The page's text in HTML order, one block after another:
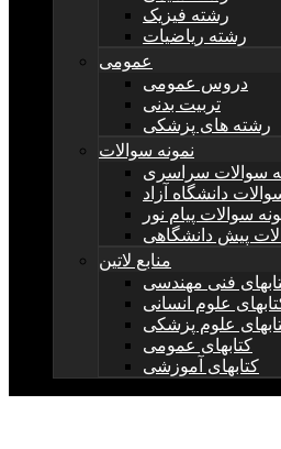
رشته فیزیک
رشته ریاضیات
عمومی
دروس عمومی
تربیت بدنی
رشته های پزشکی
نمونه سوالات
سوالات سراسری
دانشگاه آزاد
سوالات پیام نور
پیش دانشگاهی
منابع لاتین
فنی مهندسی
علوم انسانی
علوم پزشکی
کتابهای عمومی
کتابهای آموزشی